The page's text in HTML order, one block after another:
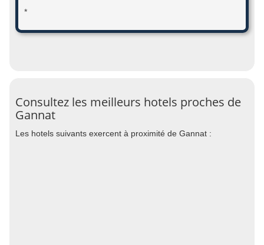
*
Consultez les meilleurs hotels proches de
Gannat
Les hotels suivants exercent à proximité de Gannat :